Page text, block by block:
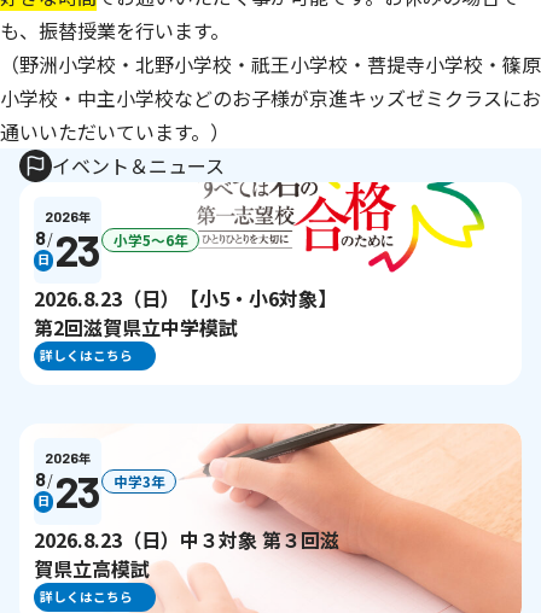
も、振替授業を行います。
（野洲小学校・北野小学校・祇王小学校・菩提寺小学校・篠原
小学校・中主小学校などのお子様が京進キッズゼミクラスにお
通いいただいています。）
イベント＆ニュース
2026年
8/ 23
日
小学5〜6年
2026.8.23（日）【小5・小6対象】
第2回滋賀県立中学模試
詳しくはこちら
2026年
8/ 23
日
中学3年
2026.8.23（日）中３対象 第３回滋
賀県立高模試
詳しくはこちら